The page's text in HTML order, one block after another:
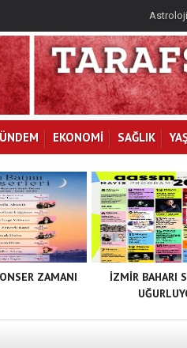
Astroloji
EKONOMİ SAĞLIK
ZAMANI
İZMİR BAHARI